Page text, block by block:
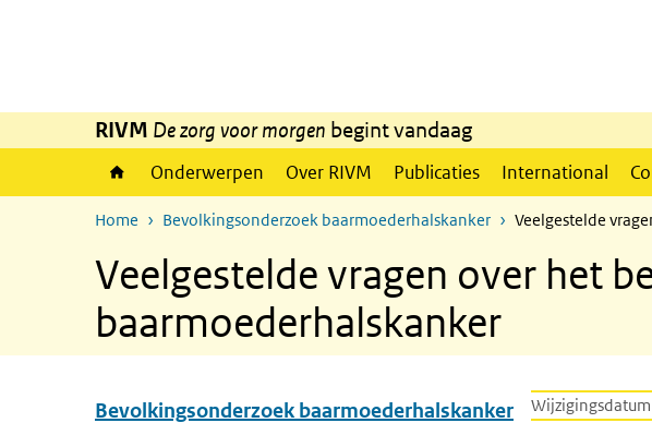
RIVM De zorg voor morgen begint vandaag
Onderwerpen Over RIVM Publicaties International
Home Bevolkingsonderzoek baarmoederhalskanker Veelgestelde
Veelgestelde vragen over het
baarmoederhalskanker
Overslaan menu Bevolkingsonderzoek baarmoederhalskanker
Bevolkingsonderzoek baarmoederhalskanker